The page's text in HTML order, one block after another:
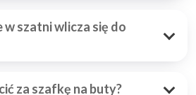
w szatni wlicza się do
za szafkę na buty?